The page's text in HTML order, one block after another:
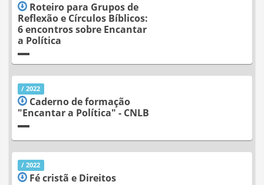
Roteiro para Grupos de
Reflexão e Círculos Bíblicos:
6 encontros sobre Encantar
a Política
/ 2022
Caderno de formação
"Encantar a Política" - CNLB
/ 2022
Fé cristã e Direitos